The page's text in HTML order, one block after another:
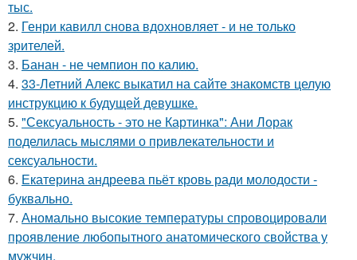
тыс.
2. Генри кавилл снова вдохновляет - и не только
зрителей.
3. Банан - не чемпион по калию.
4. 33-Летний Алекс выкатил на сайте знакомств целую
инструкцию к будущей девушке.
5. "Сексуальность - это не Картинка": Ани Лорак
поделилась мыслями о привлекательности и
сексуальности.
6. Екатерина андреева пьёт кровь ради молодости -
буквально.
7. Аномально высокие температуры спровоцировали
проявление любопытного анатомического свойства у
мужчин.